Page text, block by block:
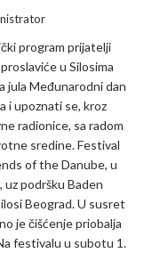
program prijatelji
u Silosima
jula Međunarodni dan
i upoznati se, kroz
radionice, sa radom
sredine. Festival
of the Danube, u
podršku Baden
Beograd. U susret
je čišćenje priobalja
festivalu u subotu 1.